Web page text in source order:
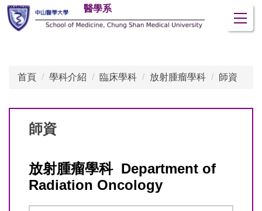
跳
到
醫學系
首頁 學科介紹 臨床學科 放射腫瘤學科 師資
師資
放射腫瘤學科 Department of
Radiation Oncology